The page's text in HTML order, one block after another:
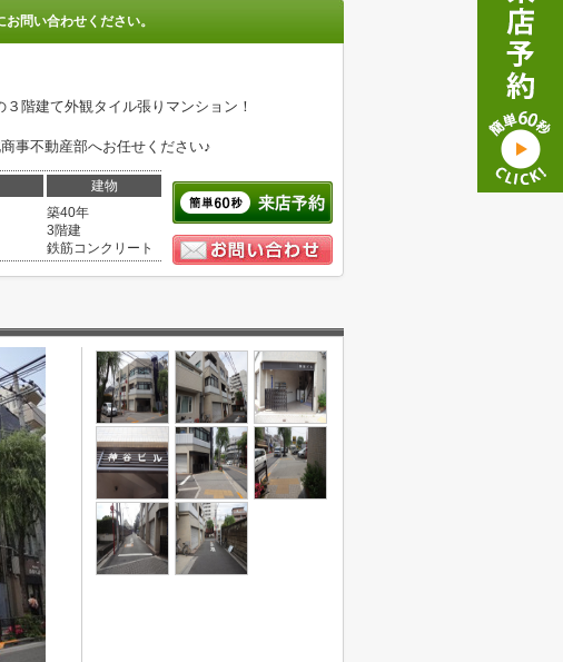
問い合わせください。
階建て外観タイル張りマンション！
事不動産部へお任せください♪
建物
築40年
3階建
鉄筋コンクリート